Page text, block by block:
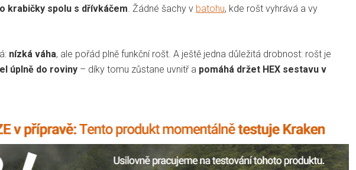
krabičky spolu s dřívkáčem. Žádné šachy v batohu, kde rošt vyhrává a vy
nízká váha, ale pořád plně funkční rošt. A ještě jedna důležitá drobnost: rošt je
úplně do roviny – díky tomu zůstane uvnitř a pomáhá držet HEX sestavu v